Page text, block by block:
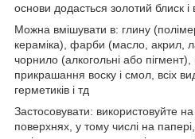
основи додасться золотий блиск і
Можна вмішувати в: глину
кераміка), фарби (масло, акрил,
чорнило (алкогольні або пігмент),
прикрашання воску і смол, всіх
герметиків і тд
Застосовувати: використовуйте
поверхнях, у тому числі на